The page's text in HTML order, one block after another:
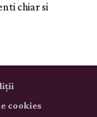
chiar si
cookies